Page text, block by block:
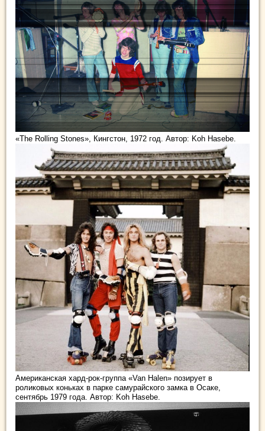
«The Rolling Stones», Кингстон, 1972 год. Автор: Koh Hasebe.
Американская хард-рок-группа «Van Halen» позирует в
роликовых коньках в парке самурайского замка в Осаке,
сентябрь 1979 года. Автор: Koh Hasebe.